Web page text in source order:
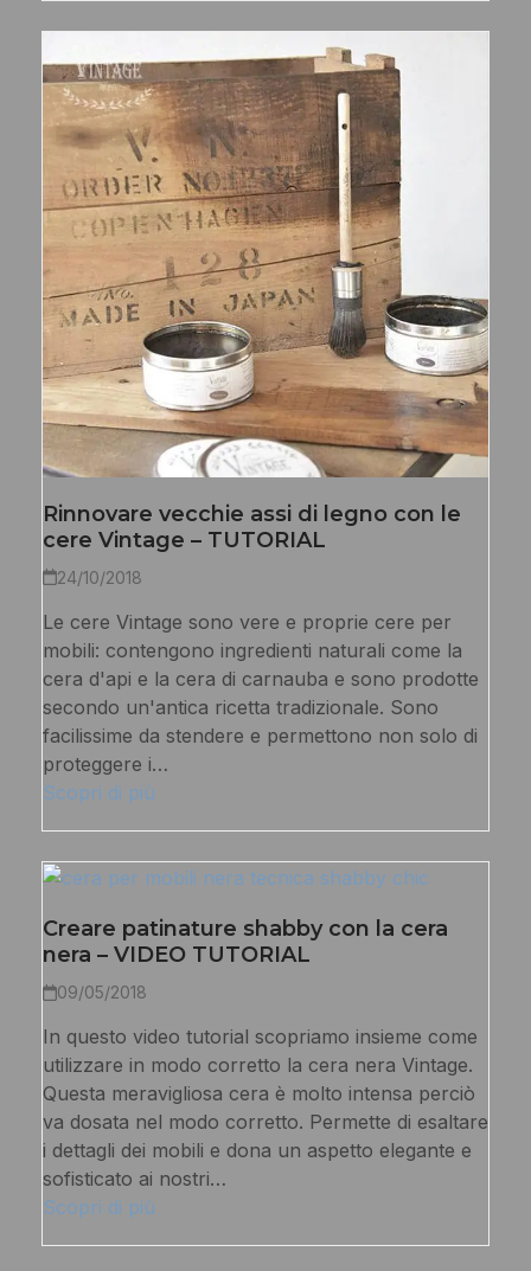
Rinnovare vecchie assi di legno con le
cere Vintage – TUTORIAL
24/10/2018
Le cere Vintage sono vere e proprie cere per
mobili: contengono ingredienti naturali come la
cera d'api e la cera di carnauba e sono prodotte
secondo un'antica ricetta tradizionale. Sono
facilissime da stendere e permettono non solo di
proteggere i…
Scopri di più
Creare patinature shabby con la cera
nera – VIDEO TUTORIAL
09/05/2018
In questo video tutorial scopriamo insieme come
utilizzare in modo corretto la cera nera Vintage.
Questa meravigliosa cera è molto intensa perciò
va dosata nel modo corretto. Permette di esaltare
i dettagli dei mobili e dona un aspetto elegante e
sofisticato ai nostri…
Scopri di più